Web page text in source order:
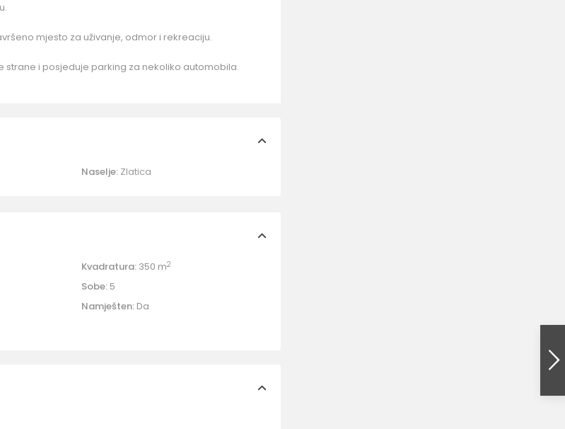
mjesto za uživanje, odmor i rekreaciju.
i posjeduje parking za nekoliko automobila.
Naselje: Zlatica
Kvadratura: 350 m2
Sobe: 5
Namješten: Da